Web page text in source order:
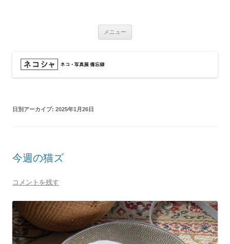
メニュー
日別アーカイブ: 2025年1月26日
今週の猫ズ
コメントを残す